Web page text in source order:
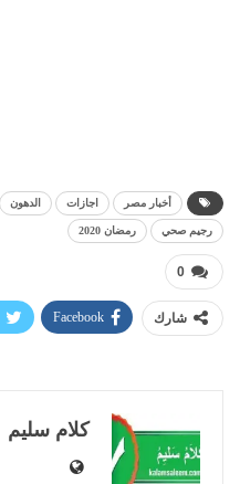
أخبار مصر اجازات الدهون
رجيم صحي رمضان 2020
0
شارك Facebook
كلام سليم